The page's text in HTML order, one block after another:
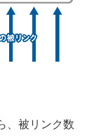
、被リンク数